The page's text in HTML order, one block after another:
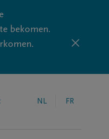
bekomen.
NL FR